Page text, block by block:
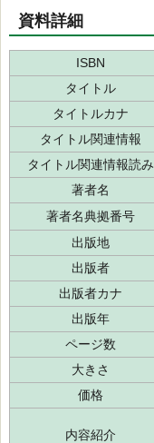
資料詳細
ISBN
タイトル
タイトルカナ
タイトル関連情報
タイトル関連情報読み
著者名
著者名典拠番号
出版地
出版者
出版者カナ
出版年
ページ数
大きさ
価格
内容紹介